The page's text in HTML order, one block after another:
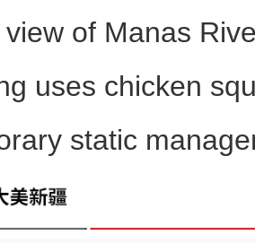
疆最大食品冷链物流综
of Manas
uses chicken
static